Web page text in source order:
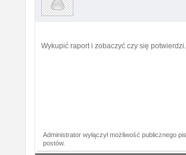
Wykupić raport i zobaczyć czy się potwierdzi.
Administrator wyłączył możliwość publicznego
postów.